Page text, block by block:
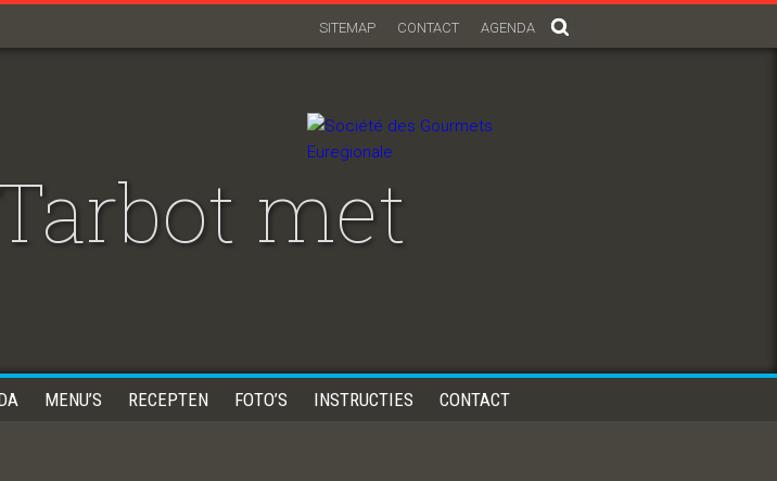
AGENDA
CONTACT
SITEMAP
met
MENU’S RECEPTEN FOTO’S INSTRUCTIES CONTACT